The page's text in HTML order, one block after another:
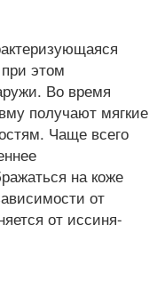
этом
Во время
получают мягкие
Чаще всего
на коже
от
от иссиня-